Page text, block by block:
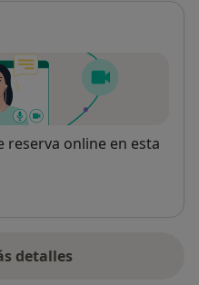
reserva online en esta
detalles
la dirección